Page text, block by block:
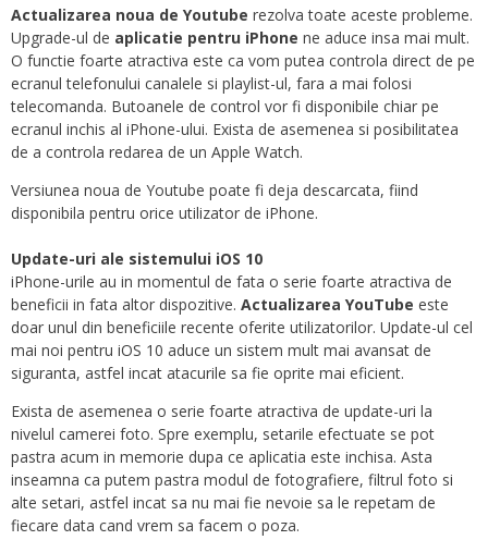
Actualizarea noua de Youtube rezolva toate aceste probleme.
Upgrade-ul de aplicatie pentru iPhone ne aduce insa mai mult.
O functie foarte atractiva este ca vom putea controla direct de pe
ecranul telefonului canalele si playlist-ul, fara a mai folosi
telecomanda. Butoanele de control vor fi disponibile chiar pe
ecranul inchis al iPhone-ului. Exista de asemenea si posibilitatea
de a controla redarea de un Apple Watch.
Versiunea noua de Youtube poate fi deja descarcata, fiind
disponibila pentru orice utilizator de iPhone.
Update-uri ale sistemului iOS 10
iPhone-urile au in momentul de fata o serie foarte atractiva de
beneficii in fata altor dispozitive. Actualizarea YouTube este
doar unul din beneficiile recente oferite utilizatorilor. Update-ul cel
mai noi pentru iOS 10 aduce un sistem mult mai avansat de
siguranta, astfel incat atacurile sa fie oprite mai eficient.
Exista de asemenea o serie foarte atractiva de update-uri la
nivelul camerei foto. Spre exemplu, setarile efectuate se pot
pastra acum in memorie dupa ce aplicatia este inchisa. Asta
inseamna ca putem pastra modul de fotografiere, filtrul foto si
alte setari, astfel incat sa nu mai fie nevoie sa le repetam de
fiecare data cand vrem sa facem o poza.